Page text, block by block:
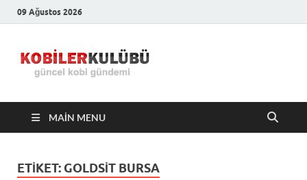
09 Ağustos 2026
Kulübü –
En Güncel
MAIN MENU
ETIKET: GOLDSIT BURSA